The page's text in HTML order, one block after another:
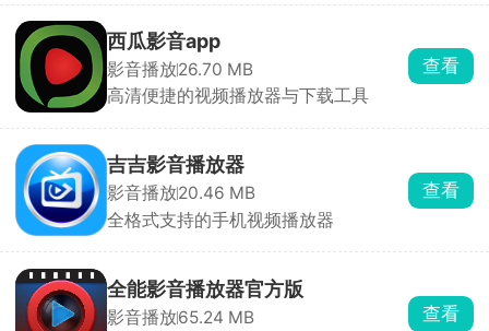
西瓜影音app
影音播放26.70 MB
高清便捷的视频播放器与下载工具
查看
吉吉影音播放器
影音播放20.46 MB
全格式支持的手机视频播放器
查看
全能影音播放器官方版
影音播放65.24 MB
查看